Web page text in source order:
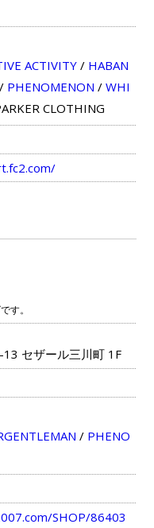
ACTIVITY/ HABAN
/ PHENOMENON / WHI
CLOTHING
す。
セザール三川町 1F
/ PHENO
SHOP/86403